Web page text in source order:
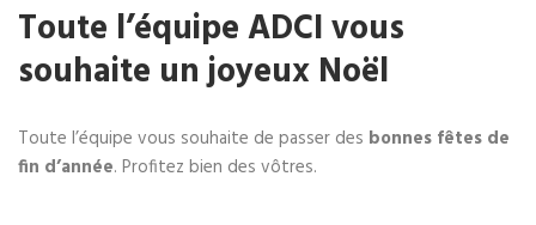
Toute l’équipe ADCI vous
souhaite un joyeux Noël
Toute l’équipe vous souhaite de passer des bonnes fêtes de
fin d’année. Profitez bien des vôtres.